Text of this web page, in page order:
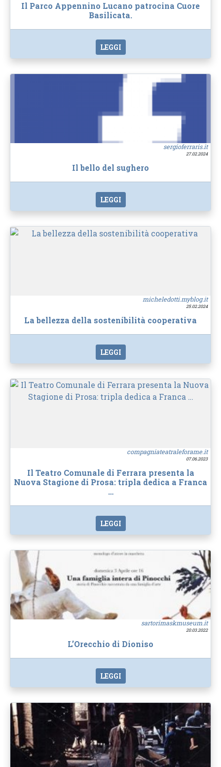
Il Parco Appennino Lucano patrocina Cuore
Basilicata.
LEGGI
sergioferraris.it
27.02.2024
Il bello del sughero
LEGGI
micheledotti.myblog.it
25.02.2024
La bellezza della sostenibilità cooperativa
LEGGI
compagniateatraleforame.it
07.06.2023
Il Teatro Comunale di Ferrara presenta la
Nuova Stagione di Prosa: tripla dedica a Franca
…
LEGGI
sartorimaskmuseum.it
20.03.2022
L’Orecchio di Dioniso
LEGGI